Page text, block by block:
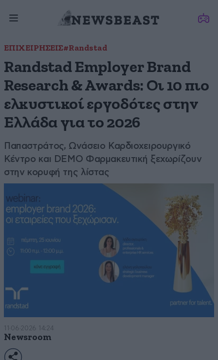
ΕΠΙΧΕΙΡΗΣΕΙΣ#Randstad
Randstad Employer Brand
Research & Awards: Οι 10 πιο
ελκυστικοί εργοδότες στην
Ελλάδα για το 2026
Παπαστράτος, Ωνάσειο Καρδιοχειρουργικό
Κέντρο και DEMO Φαρμακευτική ξεχωρίζουν
στην κορυφή της λίστας
11·06·2026 14:24
Newsroom